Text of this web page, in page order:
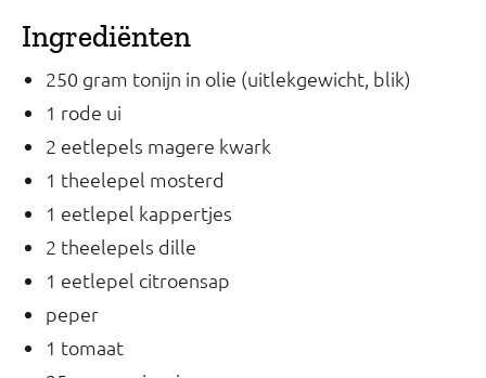
Ingrediënten
250 gram tonijn in olie (uitlekgewicht, blik)
1 rode ui
2 eetlepels magere kwark
1 theelepel mosterd
1 eetlepel kappertjes
2 theelepels dille
1 eetlepel citroensap
peper
1 tomaat